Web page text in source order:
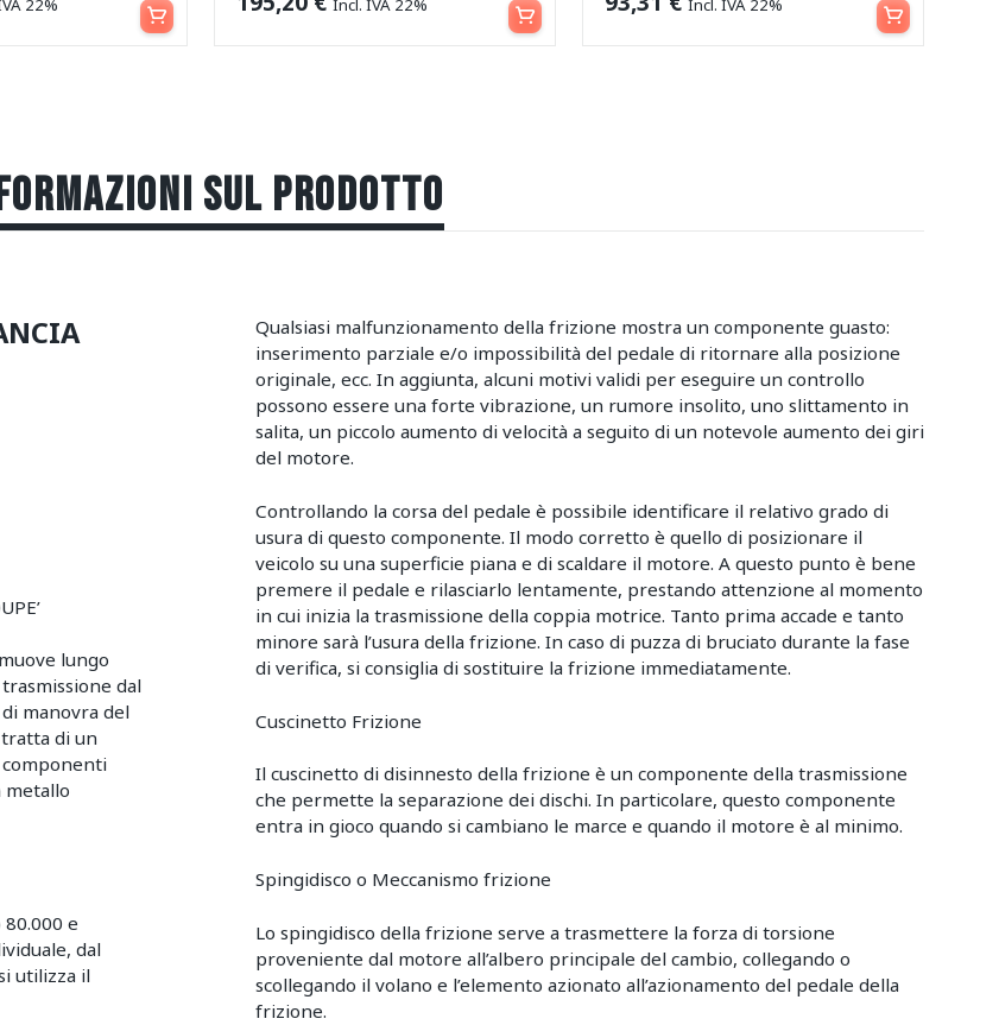
22% Incl. IVA 22% Incl. IVA 22%
SUL PRODOTTO
lungo
dal
manovra del
tratta di un
metallo
e
dal
utilizza il
Qualsiasi malfunzionamento della frizione mostra un componente guasto:
inserimento parziale e/o impossibilità del pedale di ritornare alla posizione
originale, ecc. In aggiunta, alcuni motivi validi per eseguire un controllo
possono essere una forte vibrazione, un rumore insolito, uno slittamento in
salita, un piccolo aumento di velocità a seguito di un notevole aumento dei giri
del motore.
Controllando la corsa del pedale è possibile identificare il relativo grado di
usura di questo componente. Il modo corretto è quello di posizionare il
veicolo su una superficie piana e di scaldare il motore. A questo punto è bene
premere il pedale e rilasciarlo lentamente, prestando attenzione al momento
in cui inizia la trasmissione della coppia motrice. Tanto prima accade e tanto
minore sarà l’usura della frizione. In caso di puzza di bruciato durante la fase
di verifica, si consiglia di sostituire la frizione immediatamente.
Cuscinetto Frizione
Il cuscinetto di disinnesto della frizione è un componente della trasmissione
che permette la separazione dei dischi. In particolare, questo componente
entra in gioco quando si cambiano le marce e quando il motore è al minimo.
Spingidisco o Meccanismo frizione
Lo spingidisco della frizione serve a trasmettere la forza di torsione
proveniente dal motore all’albero principale del cambio, collegando o
scollegando il volano e l’elemento azionato all’azionamento del pedale della
frizione.